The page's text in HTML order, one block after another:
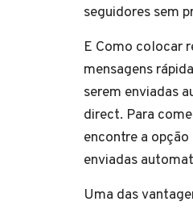
seguidores sem
E Como colocar
mensagens
serem enviadas
direct. Para
encontre a
enviadas
Uma das